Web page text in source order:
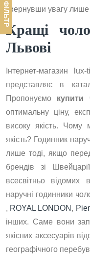
ФІЛЬТРзвернувши увагу лише
Кращі
Львові
Інтернет-магазин
представляє в
Пропонуємо купити
оптимальну ціну,
високу якість.
якість? Годинник
лише тоді, якщо
брендів зі
всесвітньо відомих
наручні годинники
, ROYAL LONDON ,
інших. Саме вони
якісних аксесуарів
географічного